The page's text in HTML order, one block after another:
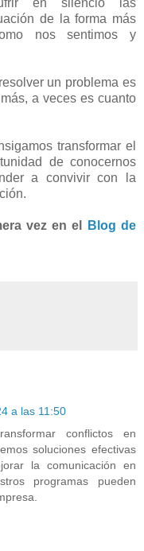
de la forma más
nos sentimos y
un problema es
a veces es cuanto
transformar el
de conocernos
a convivir con la
vez en el
Blog de
a las 11:50
conflictos en
soluciones efectivas
la comunicación en
programas pueden